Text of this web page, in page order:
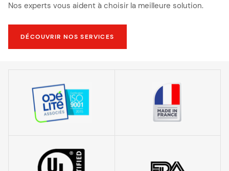
Nos experts vous aident à choisir la meilleure solution.
DÉCOUVRIR NOS SERVICES